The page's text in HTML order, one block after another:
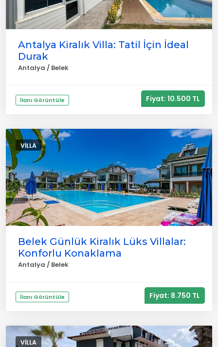
Antalya Kiralık Villa: Tatil İçin İdeal
Durak
Antalya / Belek
İlanı Görüntüle Fiyat: 10.500 TL
VILLA
Belek Günlük Kiralık Lüks Villalar:
Konforlu Konaklama
Antalya / Belek
İlanı Görüntüle Fiyat: 8.750 TL
VILLA